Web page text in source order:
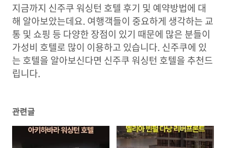
지금까지 신주쿠 워싱턴 호텔 후기 및 예약방법에 대
해 알아보았는데요. 여행객들이 중요하게 생각하는 교
통 및 쇼핑 등 다양한 장점이 있기 때문에 많은 분들이
가성비 호텔로 많이 이용하고 있습니다. 신주쿠에 있
는 호텔을 알아보신다면 신주쿠 워싱턴 호텔을 추천드
립니다.
관련글